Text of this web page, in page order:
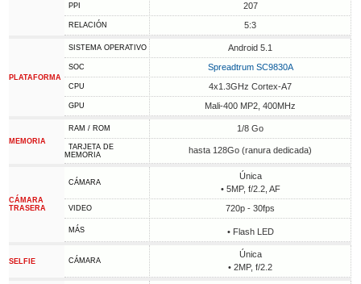
PPI 207
RELACIÓN 5:3
PLATAFORMA
SISTEMA OPERATIVO Android 5.1
SOC Spreadtrum SC9830A
CPU 4x1.3GHz Cortex-A7
GPU Mali-400 MP2, 400MHz
MEMORIA
RAM / ROM 1/8 Go
TARJETA DE
MEMORIA
hasta 128Go (ranura dedicada)
CÁMARA
TRASERA
CÁMARA
Única
• 5MP, f/2.2, AF
VIDEO 720p - 30fps
MÁS • Flash LED
SELFIE CÁMARA
Única
• 2MP, f/2.2